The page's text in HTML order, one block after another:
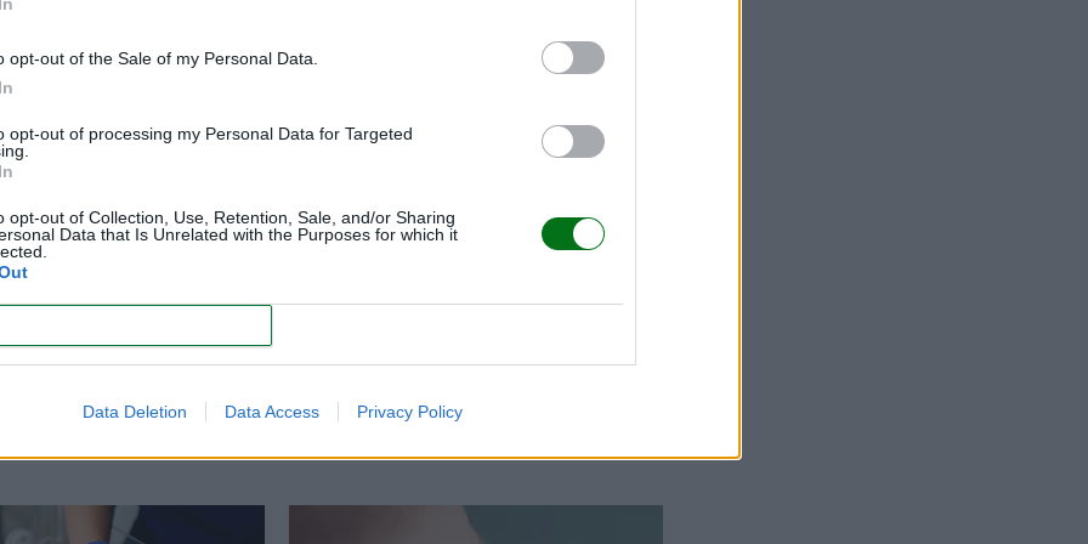
opt-out of the Sale of my Personal Data.
opt-out of processing my Personal Data for Targeted
opt-out of Collection, Use, Retention, Sale, and/or Sharing
Data that Is Unrelated with the Purposes for which it
Data Deletion Data Access Privacy Policy
infancia y crianza